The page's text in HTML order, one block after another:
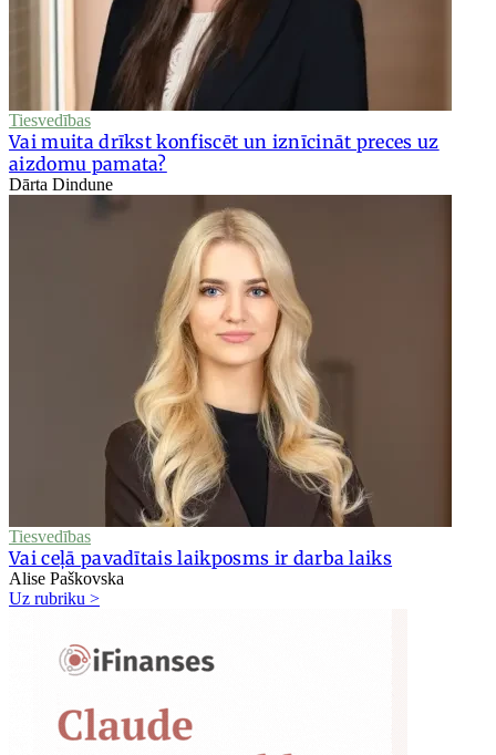
Tiesvedības
Vai muita drīkst konfiscēt un iznīcināt preces uz
aizdomu pamata?
Dārta Dindune
Tiesvedības
Vai ceļā pavadītais laikposms ir darba laiks
Alise Paškovska
Uz rubriku >